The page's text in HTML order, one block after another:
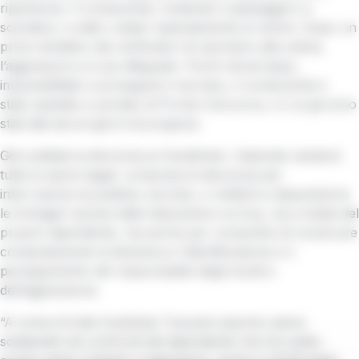
ripartenza. Il conducente, invitando il passeggero a
scendere, è stato colpito ripetutamente al ventre. Dopo un
primo tentativo dei verificatori di riportarlo alla calma,
l’aggressore si è poi dileguato. Pochi minuti dopo,
impossibilitato a proseguire il servizio, il conducente è
stato assistito e portato al Pronto Soccorso, in cui gli sono
stati dati alcuni giorni di prognosi.
Già scattata la denuncia ai Carabinieri, l’azienda valuterà
tutte le azioni legali, compresa la denuncia per
interruzione di pubblico servizio, e metterà a disposizione
le immagini riprese dalle telecamere sul bus, sia a tutela del
proprio dipendente, ma anche per consentire di ricostruire
compiutamente la dinamica e l’identificazione e il
perseguimento del responsabile degli insulti e
dell’aggressione.
“A nome di tutta Autolinee Toscane esprimo piena
solidarietà nei confronti del dipendente che ha subito